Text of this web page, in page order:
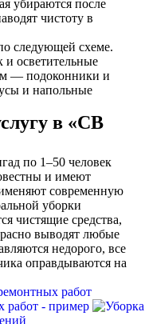
убираются после
чистоту в
следующей схеме.
и осветительные
— подоконники и
и напольные
в «СВ
по 1–50 человек
и имеют
современную
уборки
чистящие средства,
выводят любые
недорого, все
оправдываются на